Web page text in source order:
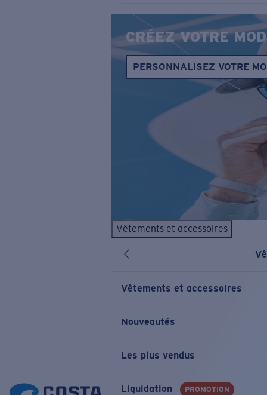
CRÉEZ VOTRE
PERSONNALISEZ VOTRE
Vêtements et accessoires
Vêtements et accessoires
Nouveautés
Les plus vendus
Liquidation PROMOTION